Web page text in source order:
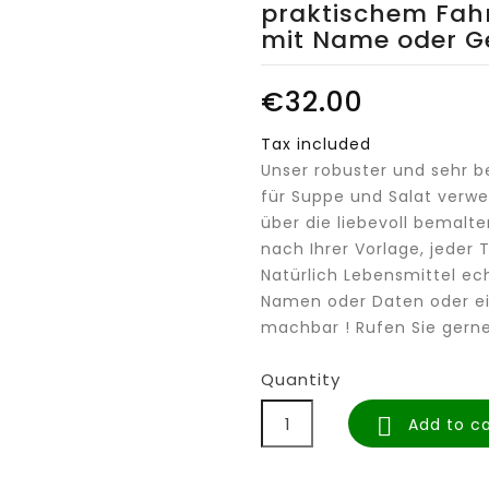
praktischem
mit Name oder
€32.00
Tax included
Unser robuster und sehr
für Suppe und Salat
über die liebevoll
nach Ihrer Vorlage, jeder
Natürlich Lebensmittel
Namen oder Daten oder
machbar ! Rufen Sie
Quantity
 Add to